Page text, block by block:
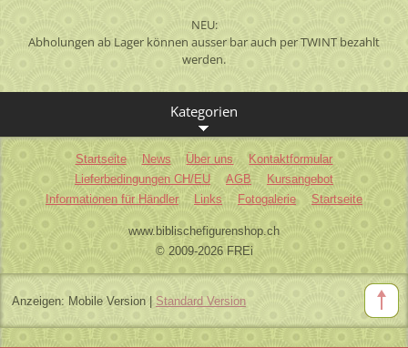
NEU:
Abholungen ab Lager können ausser bar auch per TWINT bezahlt
werden.
Kategorien
Startseite News Über uns
Kontaktformular
Lieferbedingungen CH/EU
AGB
Kursangebot
Informationen für Händler
Links Fotogalerie Startseite
www.biblischefigurenshop.ch
© 2009-2026 FREi
Anzeigen: Mobile Version| Standard Version